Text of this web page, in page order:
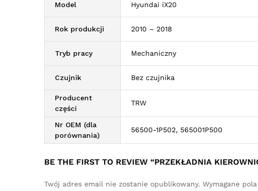
Model Hyundai iX20
Rok produkcji 2010 – 2018
Tryb pracy Mechaniczny
Czujnik Bez czujnika
Producent
części
TRW
Nr OEM (dla
porównania)
56500-1P502, 565001P500
BE THE FIRST TO REVIEW “PRZEKŁADNIA
Twój adres email nie zostanie opublikowany. Wymagane